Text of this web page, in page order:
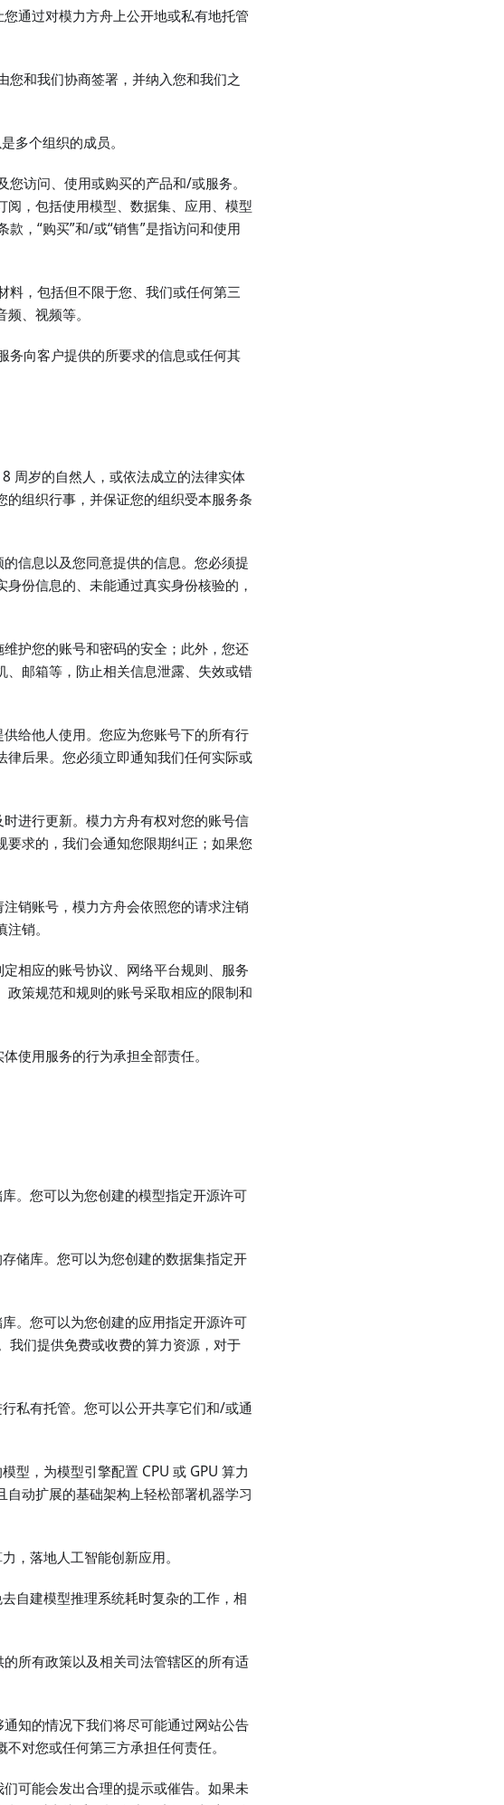
通过对模力方舟上公开地或私有地托管
您和我们协商签署，并纳入您和我们之
多个组织的成员。
访问、使用或购买的产品和/或服务。
，包括使用模型、数据集、应用、模型
，“购买”和/或“销售”是指访问和使用
料，包括但不限于您、我们或任何第三
、视频等。
务向客户提供的所要求的信息或任何其
周岁的自然人，或依法成立的法律实体
组织行事，并保证您的组织受本服务条
信息以及您同意提供的信息。您必须提
份信息的、未能通过真实身份核验的，
护您的账号和密码的安全；此外，您还
邮箱等，防止相关信息泄露、失效或错
给他人使用。您应为您账号下的所有行
后果。您必须立即通知我们任何实际或
进行更新。模力方舟有权对您的账号信
求的，我们会通知您限期纠正；如果您
销账号，模力方舟会依照您的请求注销
销。
相应的账号协议、网络平台规则、服务
策规范和规则的账号采取相应的限制和
使用服务的行为承担全部责任。
。您可以为您创建的模型指定开源许可
储库。您可以为您创建的数据集指定开
。您可以为您创建的应用指定开源许可
我们提供免费或收费的算力资源，对于
私有托管。您可以公开共享它们和/或通
型，为模型引擎配置 CPU 或 GPU 算力
动扩展的基础架构上轻松部署机器学习
，落地人工智能创新应用。
自建模型推理系统耗时复杂的工作，相
所有政策以及相关司法管辖区的所有适
知的情况下我们将尽可能通过网站公告
对您或任何第三方承担任何责任。
可能会发出合理的提示或催告。如果未